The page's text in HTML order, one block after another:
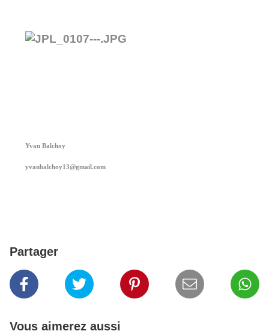
Yvan Balchoy
yvanbalchoy13@gmail.com
Partager
Vous aimerez aussi